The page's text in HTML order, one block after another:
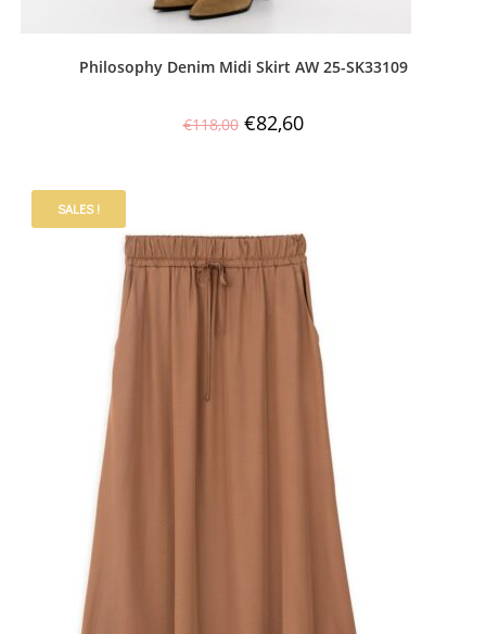
Philosophy Denim Midi Skirt AW 25-SK33109
€118,00 €82,60
SALES !